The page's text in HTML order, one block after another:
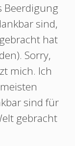
Beerdigung
sind,
hat
Sorry,
mich. Ich
sind für
gebracht